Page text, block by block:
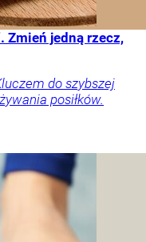
Zmień jedną rzecz,
do szybszej
posiłków.